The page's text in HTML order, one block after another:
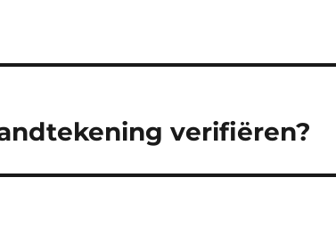
verifiëren?